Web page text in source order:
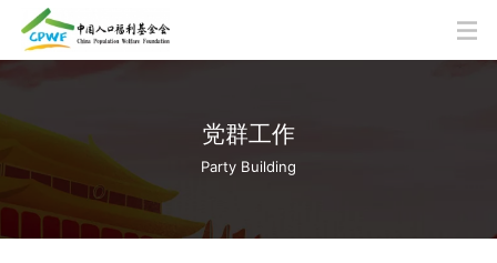
党群工作
Party Building